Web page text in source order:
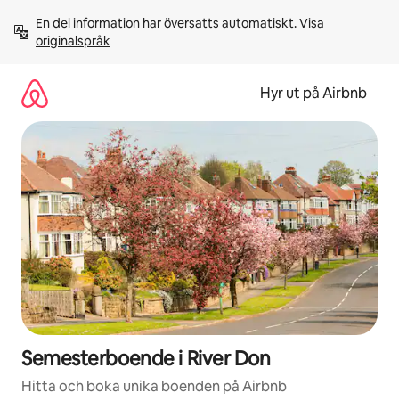
innehåll
En del information har översatts automatiskt. Visa
originalspråk
Hyr ut på Airbnb
Semesterboende i River Don
Hitta och boka unika boenden på Airbnb